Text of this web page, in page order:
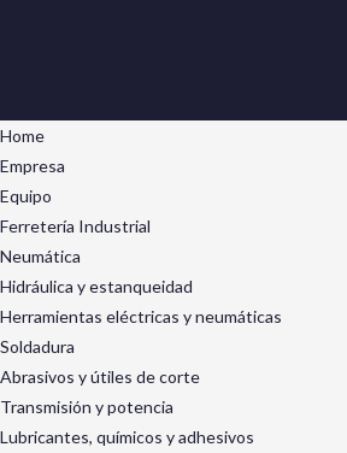
Home
Empresa
Equipo
Ferretería Industrial
Neumática
Hidráulica y estanqueidad
Herramientas eléctricas y neumáticas
Soldadura
Abrasivos y útiles de corte
Transmisión y potencia
Lubricantes, químicos y adhesivos